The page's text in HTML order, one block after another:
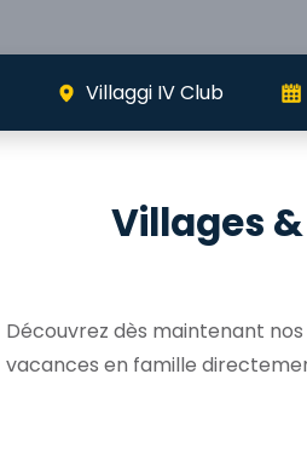
Villaggi IV Club
Villages
Découvrez dès maintenant
vacances en famille